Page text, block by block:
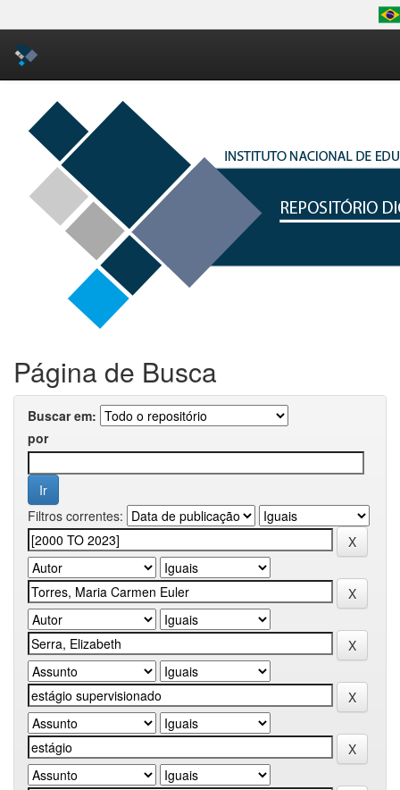
Skip
navigation
Página de Busca
Buscar em:
por
Filtros correntes: